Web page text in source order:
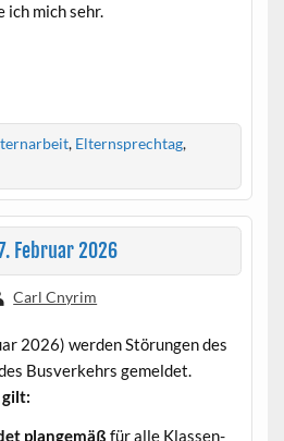
mich sehr.
, Elternsprechtag,
Februar 2026
Carl Cnyrim
2026) werden Störungen des
Busverkehrs gemeldet.
gilt:
plangemäß für alle Klassen-